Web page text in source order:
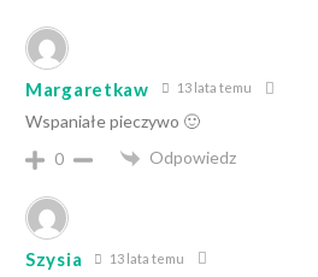
Margaretkaw 13 lata temu
Wspaniałe pieczywo 🙂
0
Odpowiedz
Szysia 13 lata temu